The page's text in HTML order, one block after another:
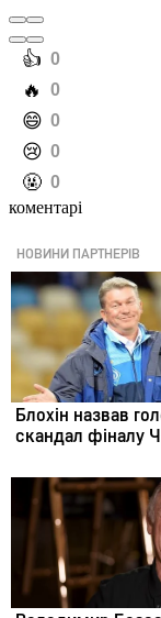
️👍 0
️🔥 0
️😄 0
️😢 0
️🤬 0
коментарі